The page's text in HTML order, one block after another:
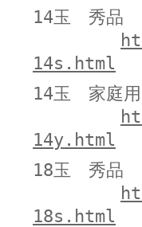
14玉 秀品
14s.html
14玉 家庭
14y.html
18玉 秀品
18s.html